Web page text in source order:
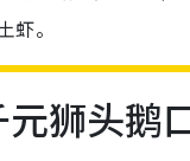
。
狮头鹅